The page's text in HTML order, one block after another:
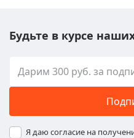
Будьте в курсе
Я даю согласие на